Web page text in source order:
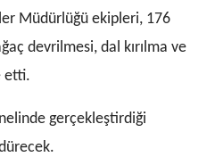
Müdürlüğü ekipleri, 176
devrilmesi, dal kırılma ve
etti.
gerçekleştirdiği